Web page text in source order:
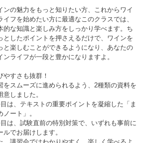
ンの魅力をもっと知りたい方、これからワイ
イフを始めたい方に最適なこのクラスでは、
的な知識と楽しみ方をしっかり学べます。ち
としたポイントを押さえるだけで、ワインを
と楽しむことができるようになり、あなたの
ンライフが一段と豊かになりますよ。
やすさも抜群！
をスムーズに進められるよう、2種類の資料を
意しました。
は、テキストの重要ポイントを凝縮した「ま
ノート」。
は、試験直前の特別対策で、いずれも事前に
ルでお届けします。